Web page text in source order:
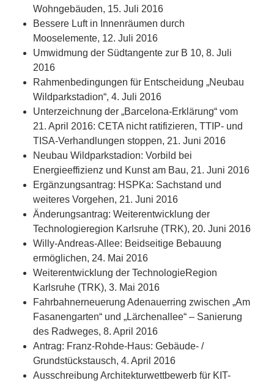
Wohngebäuden, 15. Juli 2016
Bessere Luft in Innenräumen durch
Mooselemente, 12. Juli 2016
Umwidmung der Südtangente zur B 10, 8. Juli
2016
Rahmenbedingungen für Entscheidung „Neubau
Wildparkstadion“, 4. Juli 2016
Unterzeichnung der „Barcelona-Erklärung“ vom
21. April 2016: CETA nicht ratifizieren, TTIP- und
TISA-Verhandlungen stoppen, 21. Juni 2016
Neubau Wildparkstadion: Vorbild bei
Energieeffizienz und Kunst am Bau, 21. Juni 2016
Ergänzungsantrag: HSPKa: Sachstand und
weiteres Vorgehen, 21. Juni 2016
Änderungsantrag: Weiterentwicklung der
Technologieregion Karlsruhe (TRK), 20. Juni 2016
Willy-Andreas-Allee: Beidseitige Bebauung
ermöglichen, 24. Mai 2016
Weiterentwicklung der TechnologieRegion
Karlsruhe (TRK), 3. Mai 2016
Fahrbahnerneuerung Adenauerring zwischen „Am
Fasanengarten“ und „Lärchenallee“ – Sanierung
des Radweges, 8. April 2016
Antrag: Franz-Rohde-Haus: Gebäude- /
Grundstückstausch, 4. April 2016
Ausschreibung Architekturwettbewerb für KIT-